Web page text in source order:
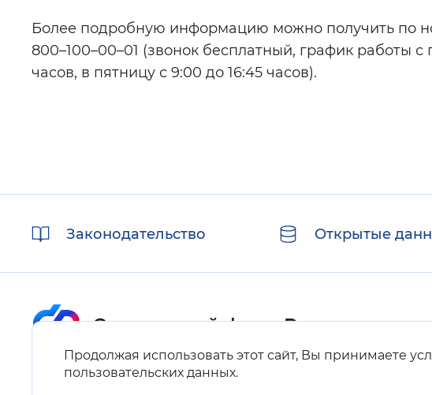
Более подробную информацию можно получить по
800–100–00–01 (звонок бесплатный, график работы
часов, в пятницу с 9:00 до 16:45 часов).
Продолжая использовать этот сайт, Вы принимаете
пользовательских данных.
ссылкиЗаконодательство Открытые
Карта сайта